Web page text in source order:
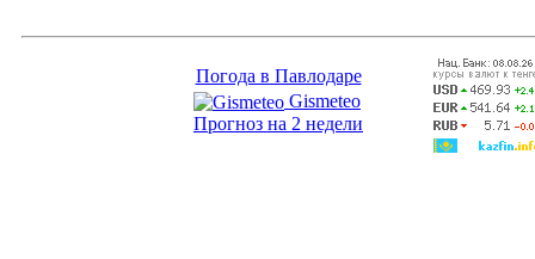
Погода в Павлодаре
Gismeteo
Прогноз на 2 недели